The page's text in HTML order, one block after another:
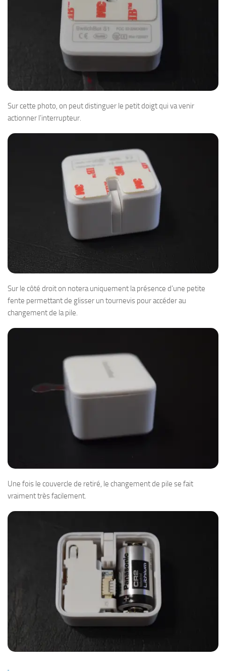
Sur cette photo, on peut distinguer le petit doigt qui va venir
actionner l’interrupteur.
Sur le côté droit on notera uniquement la présence d’une petite
fente permettant de glisser un tournevis pour accéder au
changement de la pile.
Une fois le couvercle de retiré, le changement de pile se fait
vraiment très facilement.